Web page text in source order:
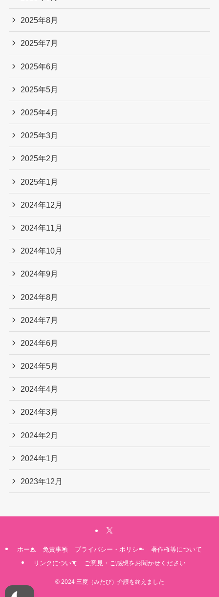
2025年8月
2025年7月
2025年6月
2025年5月
2025年4月
2025年3月
2025年2月
2025年1月
2024年12月
2024年11月
2024年10月
2024年9月
2024年8月
2024年7月
2024年6月
2024年5月
2024年4月
2024年3月
2024年2月
2024年1月
2023年12月
ホーム 免責事項 プライバシー・ポリシー
著作権等について
リンクについて
ご意見・ご感想をお聞かせください
©2024 三度（みたび）介護を終えました